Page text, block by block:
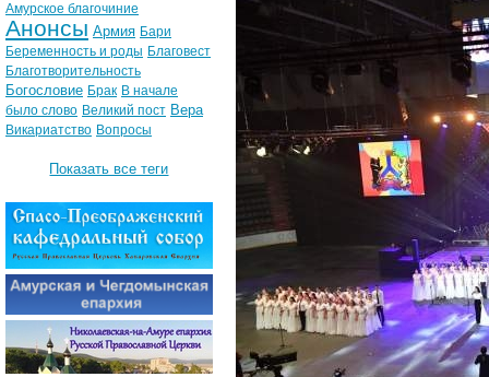
Амурское благочиние
Анонсы Армия Бари
Беременность и роды Благовест
Благотворительность
Богословие Брак В начале
было слово Великий пост Вера
Викариатство Вопросы
Показать все теги